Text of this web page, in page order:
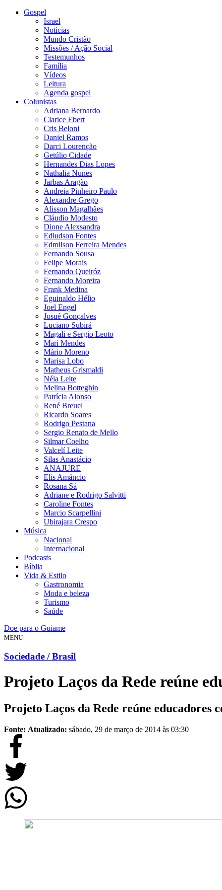
Gospel
Israel
Notícias
Mundo Cristão
Missões / Ação Social
Testemunhos
Família
Vídeos
Leitura
Agenda gospel
Colunistas
Adriana Bernardo
Clarice Ebert
Cris Beloni
Daniel Ramos
Darci Lourenção
Getúlio Cidade
Hernandes Dias Lopes
Nathalia Nunes
Jarbas Aragão
Andreia Pinheiro Paulo
Alexandre Grego
Alisson Magalhães
Cláudio Modesto
Dione Alexsandra
Ediudson Fontes
Edmilson Ferreira Mendes
Fernando Sousa
Felipe Morais
Fernando Queiróz
Fernando Moreira
Frank Medina
Eguinaldo Hélio
Joel Engel
Josué Gonçalves
Luciano Subirá
Magali e Sergio Leoto
Mari Mendes
Mário Moreno
Marisa Lobo
Matheus Grismaldi
Néia Leite
Melina Botteghin
Patrícia Alonso
René Breuel
Ricardo Soares
Rodrigo Pestana
Sergio Renato de Mello
Silmar Coelho
Valcelí Leite
Silas Anastácio
ANAJURE
Elis Amâncio
Rosana Sá
Adriane e Rodrigo Salvitti
Caroline Fontes
Marcio Scarpellini
Ubirajara Crespo
Música
Nacional
Internacional
Podcasts
Bíblia
Vida & Estilo
Gastronomia
Moda e beleza
Turismo
Saúde
Doe para o Guiame
MENU
Sociedade / Brasil
Projeto Laços da Rede reúne
Projeto Laços da Rede reúne educadores
Fonte: Atualizado: sábado, 29 de março de 2014 às 03:30